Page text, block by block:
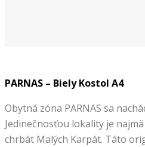
PARNAS – Biely Kostol A4
Obytná zóna PARNAS sa
Jedinečnosťou lokality je
chrbát Malých Karpát. Táto